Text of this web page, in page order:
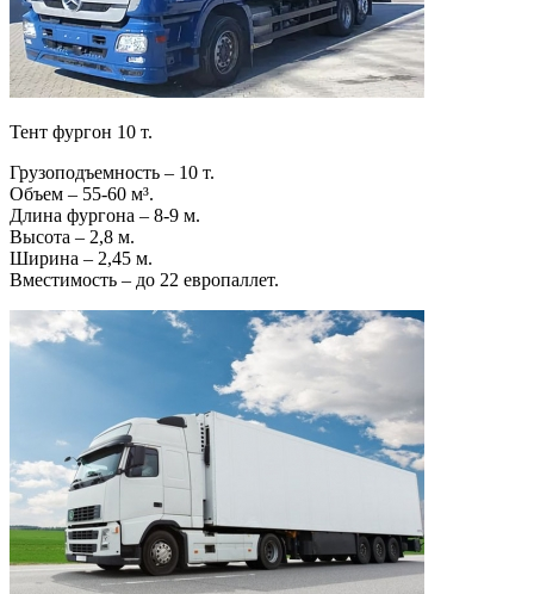
Тент фургон 10 т.
Грузоподъемность – 10 т.
Объем – 55-60 м³.
Длина фургона – 8-9 м.
Высота – 2,8 м.
Ширина – 2,45 м.
Вместимость – до 22 европаллет.